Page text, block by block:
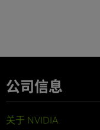
公司信息
关于 NVIDIA